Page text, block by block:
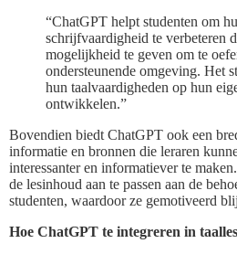
“ChatGPT helpt studenten om
schrijfvaardigheid te verbeteren
mogelijkheid te geven om te
ondersteunende omgeving. Het
hun taalvaardigheden op hun
ontwikkelen.”
Bovendien biedt ChatGPT ook een
informatie en bronnen die leraren
interessanter en informatiever te
de lesinhoud aan te passen aan de
studenten, waardoor ze gemotiveerd
Hoe ChatGPT te integreren in